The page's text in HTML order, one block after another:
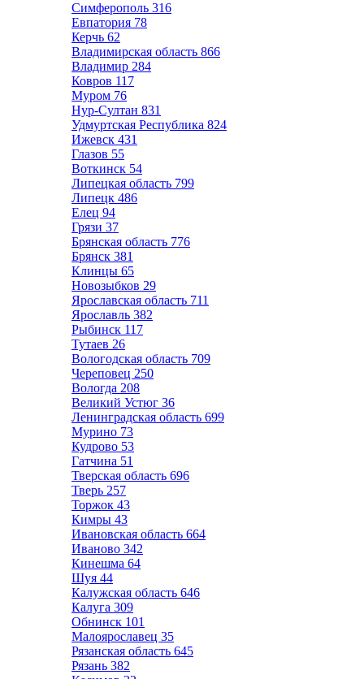
Симферополь 316
Евпатория 78
Керчь 62
Владимирская область 866
Владимир 284
Ковров 117
Муром 76
Нур-Султан 831
Удмуртская Республика 824
Ижевск 431
Глазов 55
Воткинск 54
Липецкая область 799
Липецк 486
Елец 94
Грязи 37
Брянская область 776
Брянск 381
Клинцы 65
Новозыбков 29
Ярославская область 711
Ярославль 382
Рыбинск 117
Тутаев 26
Вологодская область 709
Череповец 250
Вологда 208
Великий Устюг 36
Ленинградская область 699
Мурино 73
Кудрово 53
Гатчина 51
Тверская область 696
Тверь 257
Торжок 43
Кимры 43
Ивановская область 664
Иваново 342
Кинешма 64
Шуя 44
Калужская область 646
Калуга 309
Обнинск 101
Малоярославец 35
Рязанская область 645
Рязань 382